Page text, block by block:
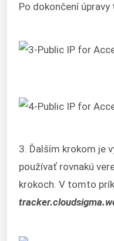
Po dokončení
3. Ďalším krokom je
používať rovnakú
krokoch. V tomto